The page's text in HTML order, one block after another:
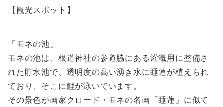
【観光スポット】
「モネの池」
モネの池は、根道神社の参道脇にある灌漑用に整備さ
れた貯水池で、透明度の高い湧き水に睡蓮が植えられ
ており、そこに鯉が泳いでいます。
その景色が画家クロード・モネの名画「睡蓮」に似て